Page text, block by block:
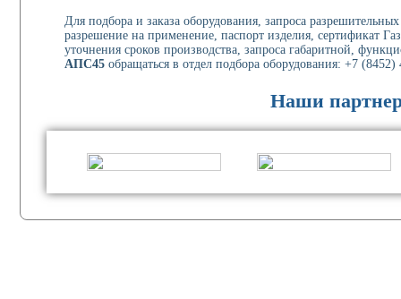
Для подбора и заказа оборудования, запроса
разрешение на применение, паспорт изделия, сертификат
уточнения сроков производства, запроса габаритной,
АПС45обращаться в отдел подбора оборудования: +7
Наши